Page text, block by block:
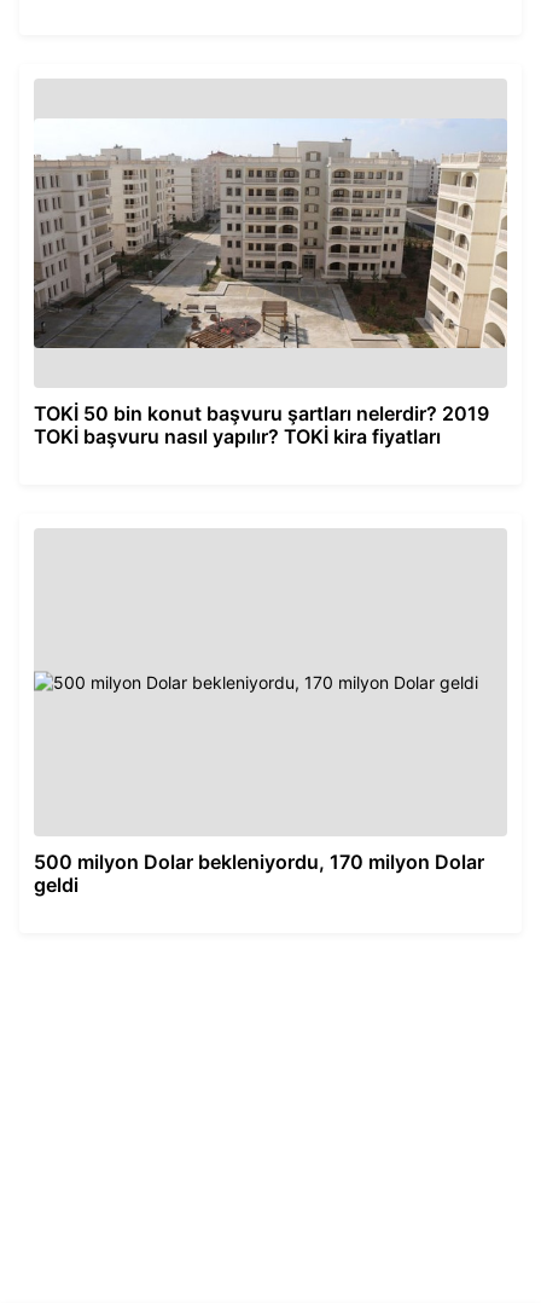
TOKİ 50 bin konut başvuru şartları nelerdir? 2019
TOKİ başvuru nasıl yapılır? TOKİ kira fiyatları
500 milyon Dolar bekleniyordu, 170 milyon Dolar
geldi